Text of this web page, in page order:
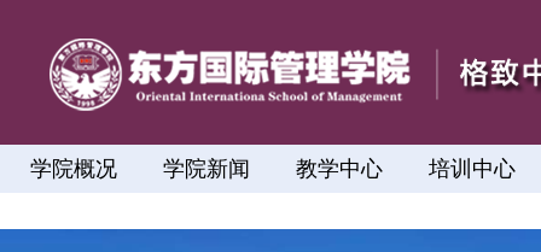
学院概况 学院新闻 教学中心 培训中心